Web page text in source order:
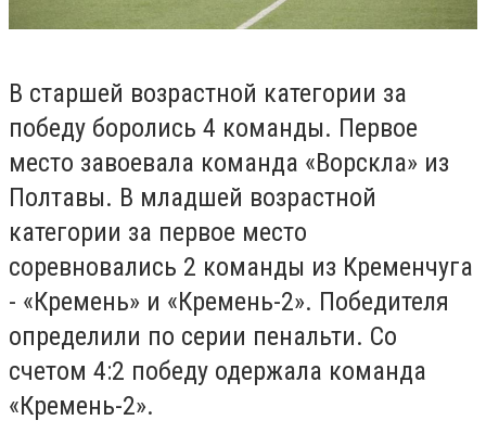
В старшей возрастной категории за
победу боролись 4 команды. Первое
место завоевала команда «Ворскла» из
Полтавы. В младшей возрастной
категории за первое место
соревновались 2 команды из Кременчуга
- «Кремень» и «Кремень-2». Победителя
определили по серии пенальти. Со
счетом 4:2 победу одержала команда
«Кремень-2».